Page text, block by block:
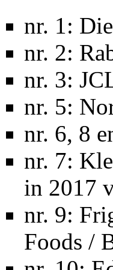
nr. 1:
nr. 2:
nr. 3:
nr. 5:
nr. 6, 8
nr. 7:
in 2017
nr. 9:
Foods /